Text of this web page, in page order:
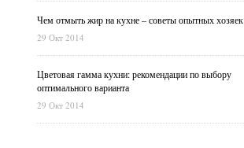
Чем отмыть жир на кухне – советы опытных хозяек
29 Окт 2014
Цветовая гамма кухни: рекомендации по выбору
оптимального варианта
29 Окт 2014